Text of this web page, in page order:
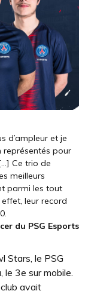
d’ampleur et je
représentés pour
Ce trio de
meilleurs
parmi les tout
leur record
du PSG Esports
Stars, le PSG
3e sur mobile.
avait